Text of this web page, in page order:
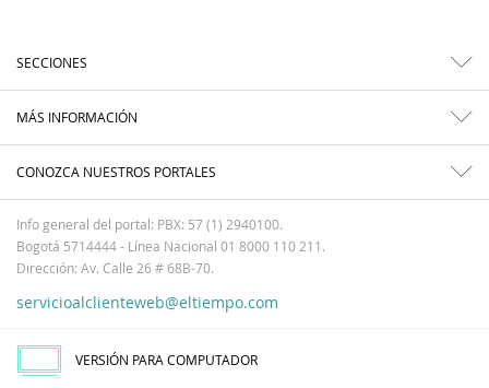
SECCIONES
MÁS INFORMACIÓN
CONOZCA NUESTROS PORTALES
Info general del portal: PBX: 57 (1) 2940100.
Bogotá 5714444 - Línea Nacional 01 8000 110 211.
Dirección: Av. Calle 26 # 68B-70.
servicioalclienteweb@eltiempo.com
VERSIÓN PARA COMPUTADOR